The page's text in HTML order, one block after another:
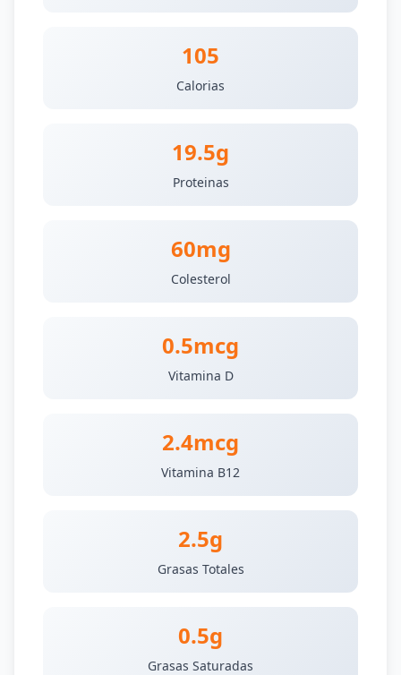
105
Calorias
19.5g
Proteinas
60mg
Colesterol
0.5mcg
Vitamina D
2.4mcg
Vitamina B12
2.5g
Grasas Totales
0.5g
Grasas Saturadas